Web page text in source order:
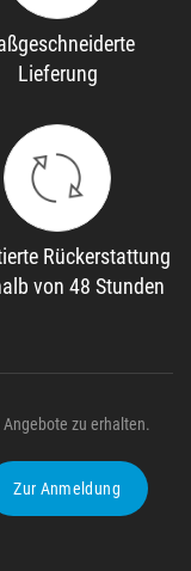
Lieferung
Rückerstattung
von 48 Stunden
zu erhalten.
Zur Anmeldung